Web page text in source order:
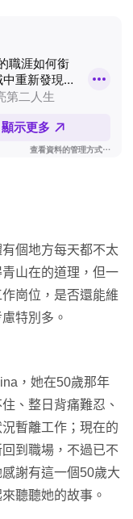
個地方每天都不太
山在的道理，但一
崗位，是否還能維
特別多。
，她在50歲那年
、整日背痛難忍、
暫離工作；現在的
到職場，不過已不
謝有這一個50歲大
聽聽她的故事。